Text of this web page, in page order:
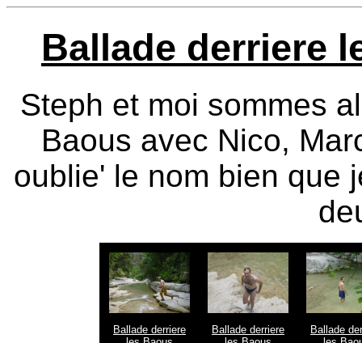
Ballade derriere
Steph et moi sommes
Baous avec Nico,
oublie' le nom bien que
Ballade derriere
Ballade derriere
Ballade